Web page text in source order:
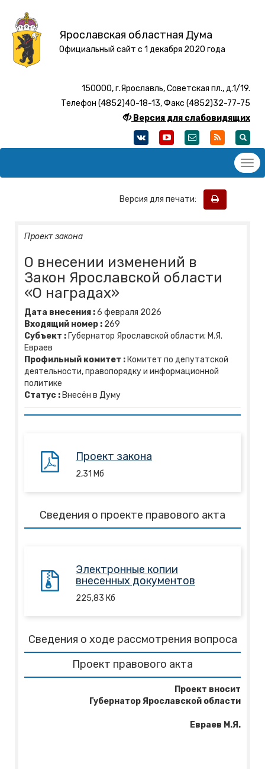
Ярославская областная Дума
Официальный сайт с 1 декабря 2020 года
150000, г.Ярославль, Советская пл., д.1/19.
Телефон (4852)40-18-13, Факс (4852)32-77-75
Версия для слабовидящих
Версия для печати:
Проект закона
О внесении изменений в
Закон Ярославской области
«О наградах»
Дата внесения :6 февраля 2026
Входящий номер : 269
Субъект : Губернатор Ярославской области; М.Я.
Евраев
Профильный комитет : Комитет по депутатской
деятельности, правопорядку и информационной
политике
Статус : Внесён в Думу
Проект закона
2,31 Mб
Сведения о проекте правового акта
Электронные копии
внесенных документов
225,83 Кб
Сведения о ходе рассмотрения вопроса
Проект правового акта
Проект вносит
Губернатор Ярославской области
Евраев М.Я.